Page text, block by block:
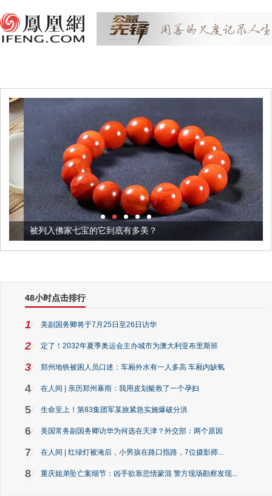
被列入佛家七宝的它到底有多美？
48小时点击排行
1 美副国务卿将于7月25日至26日访华
2 定了！2032年夏季奥运会主办城市为澳大利亚布里斯班
3 郑州地铁被困人员口述：车厢外水有一人多高 车厢内缺氧
4 在人间 | 亲历郑州暴雨：我用皮划艇救了一个孕妇
5 生命至上！第83集团军某旅紧急实施爆破分洪
6 美国常务副国务卿访华为何选在天津？外交部：两个原因
7 在人间 | 红绿灯被淹后，小男孩在路口指路，7位摄影师...
8 重庆姐弟坠亡案细节：凶手欲靠悲情蒙混 警方现场勘察发现...